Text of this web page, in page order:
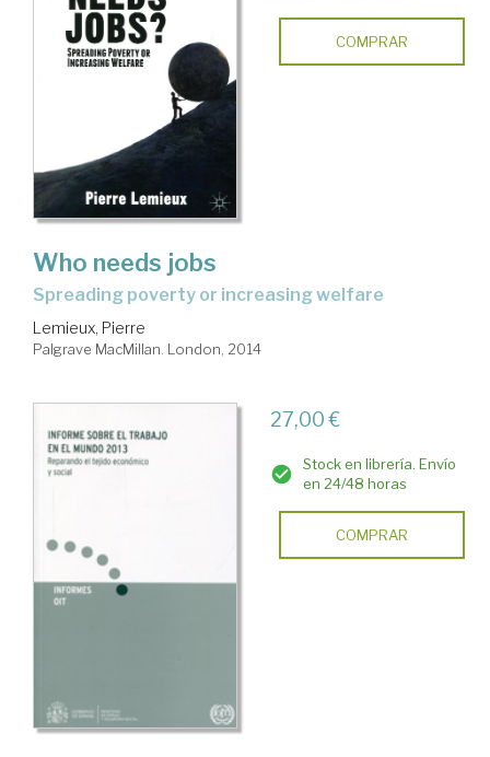
COMPRAR
Who needs jobs
spreading poverty or increasing welfare
Lemieux, Pierre
Palgrave MacMillan. London, 2014
27,00 €
Stock en librería. Envío
en 24/48 horas
COMPRAR